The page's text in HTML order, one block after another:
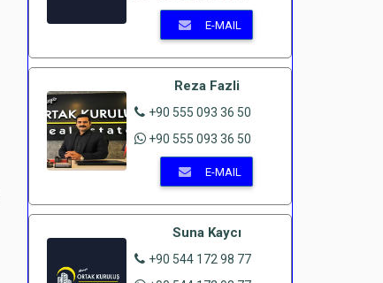
E-MAIL
Reza Fazli
+90 555 093 36 50
+90 555 093 36 50
E-MAIL
Suna Kaycı
+90 544 172 98 77